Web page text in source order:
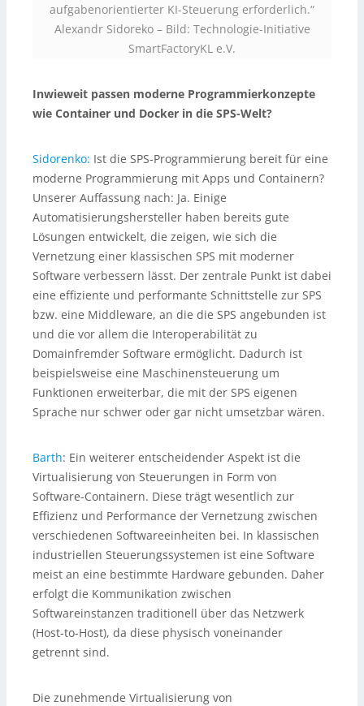
aufgabenorientierter KI-Steuerung erforderlich.“
Alexandr Sidoreko – Bild: Technologie-Initiative
SmartFactoryKL e.V.
Inwieweit passen moderne Programmierkonzepte
wie Container und Docker in die SPS-Welt?
Sidorenko: Ist die SPS-Programmierung bereit für eine
moderne Programmierung mit Apps und Containern?
Unserer Auffassung nach: Ja. Einige
Automatisierungshersteller haben bereits gute
Lösungen entwickelt, die zeigen, wie sich die
Vernetzung einer klassischen SPS mit moderner
Software verbessern lässt. Der zentrale Punkt ist dabei
eine effiziente und performante Schnittstelle zur SPS
bzw. eine Middleware, an die die SPS angebunden ist
und die vor allem die Interoperabilität zu
Domainfremder Software ermöglicht. Dadurch ist
beispielsweise eine Maschinensteuerung um
Funktionen erweiterbar, die mit der SPS eigenen
Sprache nur schwer oder gar nicht umsetzbar wären.
Barth: Ein weiterer entscheidender Aspekt ist die
Virtualisierung von Steuerungen in Form von
Software-Containern. Diese trägt wesentlich zur
Effizienz und Performance der Vernetzung zwischen
verschiedenen Softwareeinheiten bei. In klassischen
industriellen Steuerungssystemen ist eine Software
meist an eine bestimmte Hardware gebunden. Daher
erfolgt die Kommunikation zwischen
Softwareinstanzen traditionell über das Netzwerk
(Host-to-Host), da diese physisch voneinander
getrennt sind.
Die zunehmende Virtualisierung von